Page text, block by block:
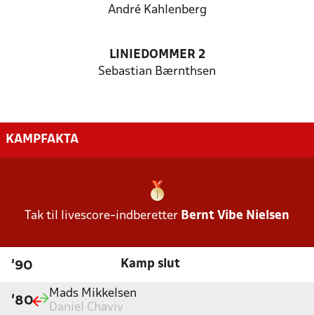
André Kahlenberg
LINIEDOMMER 2
Sebastian Bærnthsen
KAMPFAKTA
Tak til livescore-indberetter Bernt Vibe Nielsen
'90 Kamp slut
'80
Mads Mikkelsen
Daniel Chaviv